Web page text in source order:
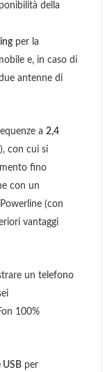
della
per la
e, in caso di
antenne di
a 2,4
con cui si
fino
con un
(con
vantaggi
un telefono
100%
USB per